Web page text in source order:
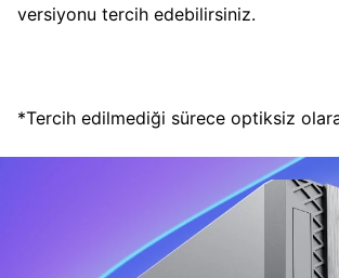
versiyonu tercih edebilirsiniz.
*Tercih edilmediği sürece optiksiz